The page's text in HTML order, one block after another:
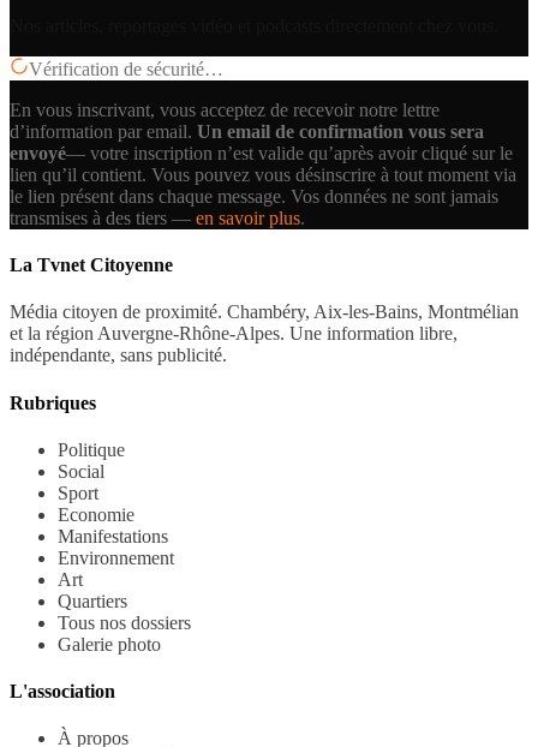
Vérification de sécurité…
En vous inscrivant, vous acceptez de recevoir notre lettre
d’information par email. Un email de confirmation vous sera
envoyé— votre inscription n’est valide qu’après avoir cliqué sur le
lien qu’il contient. Vous pouvez vous désinscrire à tout moment via
le lien présent dans chaque message. Vos données ne sont jamais
transmises à des tiers — en savoir plus.
La Tvnet Citoyenne
Média citoyen de proximité. Chambéry, Aix-les-Bains, Montmélian
et la région Auvergne-Rhône-Alpes. Une information libre,
indépendante, sans publicité.
Rubriques
Politique
Social
Sport
Economie
Manifestations
Environnement
Art
Quartiers
Tous nos dossiers
Galerie photo
L'association
À propos